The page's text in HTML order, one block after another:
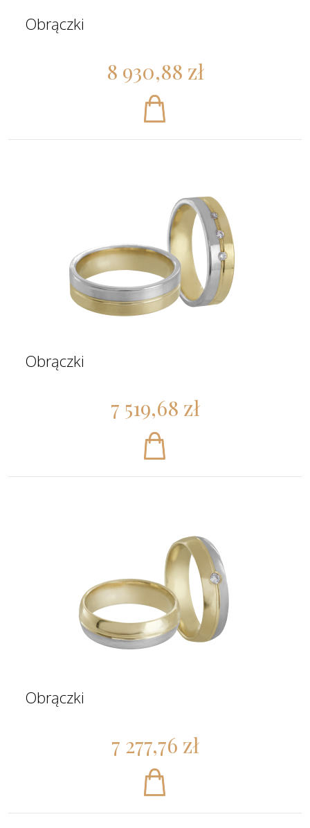
Obrączki
8 930,88 zł
Obrączki
7 519,68 zł
Obrączki
7 277,76 zł